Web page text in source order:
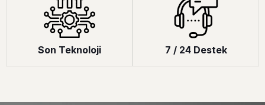
Son Teknoloji 7 / 24 Destek